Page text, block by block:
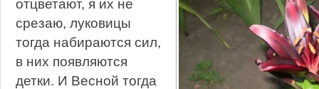
отцветают, я их не
срезаю, луковицы
тогда набираются сил,
в них появляются
детки. И Весной тогда